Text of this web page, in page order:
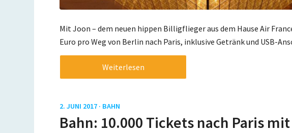
Mit Joon – dem neuen hippen Billigflieger aus dem Hause Air
Euro pro Weg von Berlin nach Paris, inklusive Getränk und USB-
Weiterlesen
2. JUNI 2017 · BAHN
Bahn: 10.000 Tickets nach Paris mit